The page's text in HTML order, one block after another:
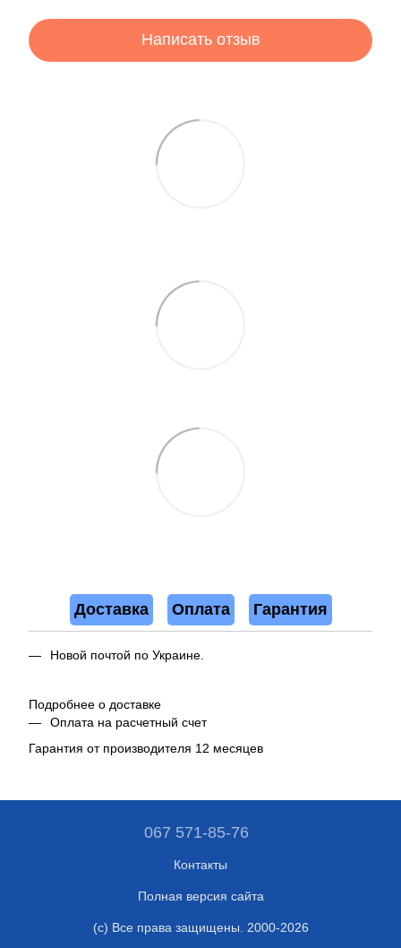
Написать отзыв
Доставка Оплата Гарантия
Новой почтой по Украине.
Подробнее о доставке
Оплата на расчетный счет
Гарантия от производителя 12 месяцев
067 571-85-76
Контакты
Полная версия сайта
(c) Все права защищены. 2000-2026